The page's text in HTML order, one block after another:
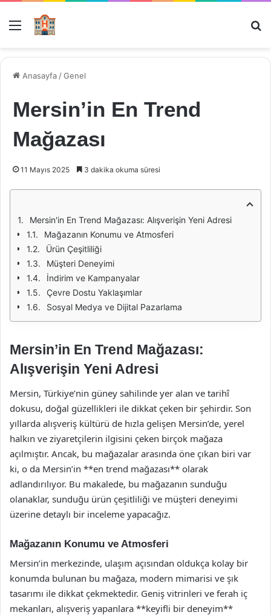
Menü
Anasayfa /Genel
Mersin’in En Trend
Mağazası
11 Mayıs 2025 3 dakika okuma süresi
Mersin'in En Trend Mağazası: Alışverişin Yeni Adresi
Mağazanın Konumu ve Atmosferi
Ürün Çeşitliliği
Müşteri Deneyimi
İndirim ve Kampanyalar
Çevre Dostu Yaklaşımlar
Sosyal Medya ve Dijital Pazarlama
Mersin’in En Trend Mağazası:
Alışverişin Yeni Adresi
Mersin, Türkiye’nin güney sahilinde yer alan ve tarihî
dokusu, doğal güzellikleri ile dikkat çeken bir şehirdir. Son
yıllarda alışveriş kültürü de hızla gelişen Mersin’de, yerel
halkın ve ziyaretçilerin ilgisini çeken birçok mağaza
açılmıştır. Ancak, bu mağazalar arasında öne çıkan biri var
ki, o da Mersin’in **en trend mağazası** olarak
adlandırılıyor. Bu makalede, bu mağazanın sunduğu
olanaklar, sunduğu ürün çeşitliliği ve müşteri deneyimi
üzerine detaylı bir inceleme yapacağız.
Mağazanın Konumu ve Atmosferi
Mersin’in merkezinde, ulaşım açısından oldukça kolay bir
konumda bulunan bu mağaza, modern mimarisi ve şık
tasarımı ile dikkat çekmektedir. Geniş vitrinleri ve ferah iç
mekanları, alışveriş yapanlara **keyifli bir deneyim**